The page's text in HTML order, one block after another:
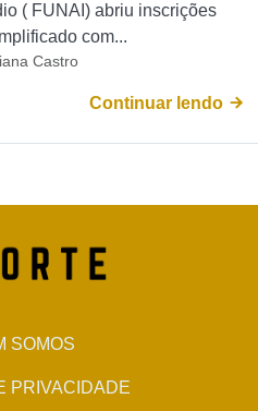
( FUNAI) abriu inscrições
com...
Castro
Continuar lendo
SOMOS
PRIVACIDADE